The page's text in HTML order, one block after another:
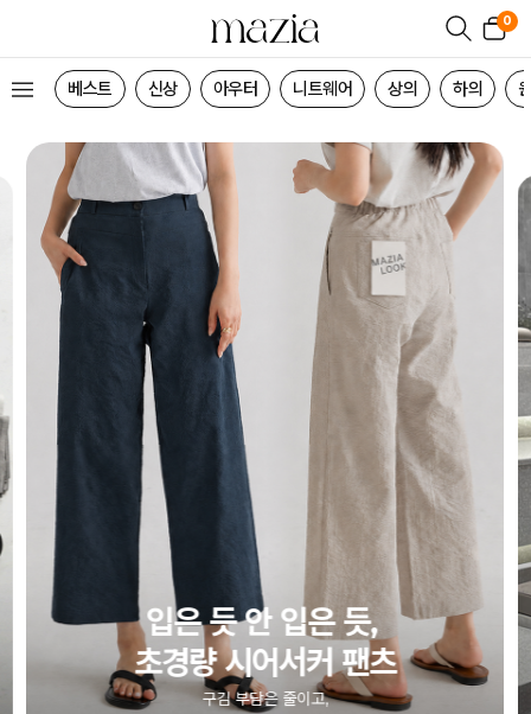
0
베스트 신상 아우터 니트웨어 상의 하의
1+1 시어서커 원피스
컬러별로, 엄마와 함께, 두 벌 모두 부담 없이